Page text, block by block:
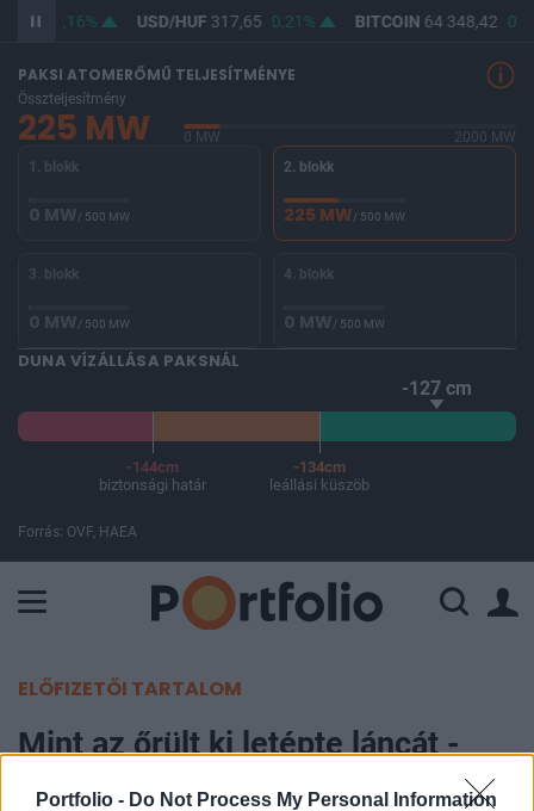
Portfolio - Do Not Process My Personal Information
0,16% USD/HUF317,65 0,21% BITCOIN64 348,42
PAKSI ATOMERŐMŰ TELJESÍTMÉNYE
Összteljesítmény
225 MW 0 MW
2000 MW
1. blokk
0 MW/ 500 MW
2. blokk
225 MW/ 500 MW
3. blokk
0 MW/ 500 MW
4. blokk
0 MW/ 500 MW
DUNA VÍZÁLLÁSA PAKSNÁL
-127 cm
-144cm
biztonsági határ
-134cm
leállási küszöb
Forrás: OVF, HAEA
ELŐFIZETŐI TARTALOM
Mint az őrült ki letépte láncát -
Technikai elemzés